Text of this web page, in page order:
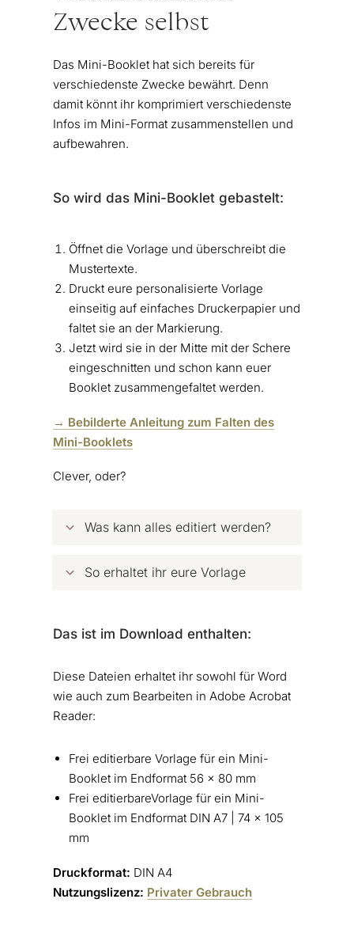
Zwecke selbst
Das Mini-Booklet hat sich bereits für
verschiedenste Zwecke bewährt. Denn
damit könnt ihr komprimiert verschiedenste
Infos im Mini-Format zusammenstellen und
aufbewahren.
So wird das Mini-Booklet gebastelt:
Öffnet die Vorlage und überschreibt die
Mustertexte.
Druckt eure personalisierte Vorlage
einseitig auf einfaches Druckerpapier und
faltet sie an der Markierung.
Jetzt wird sie in der Mitte mit der Schere
eingeschnitten und schon kann euer
Booklet zusammengefaltet werden.
→ Bebilderte Anleitung zum Falten des
Mini-Booklets
Clever, oder?
Was kann alles editiert werden?
So erhaltet ihr eure Vorlage
Das ist im Download enthalten:
Diese Dateien erhaltet ihr sowohl für Word
wie auch zum Bearbeiten in Adobe Acrobat
Reader:
Frei editierbare Vorlage für ein Mini-
Booklet im Endformat 56 x 80 mm
Frei editierbareVorlage für ein Mini-
Booklet im Endformat DIN A7 | 74 x 105
mm
Druckformat: DIN A4
Nutzungslizenz: Privater Gebrauch